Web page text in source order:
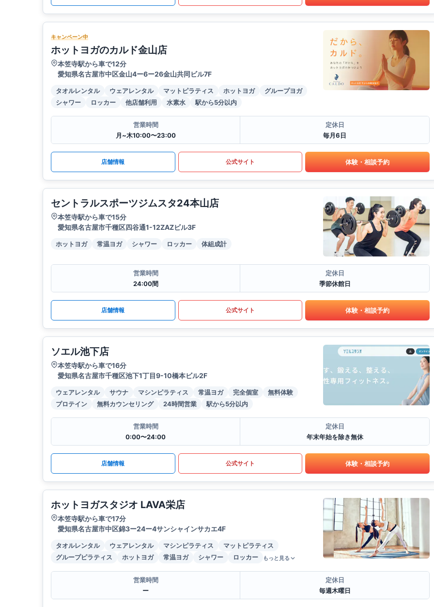
キャンペーン中
ホットヨガのカルド金山店
本笠寺駅から車で12分
愛知県名古屋市中区金山4ー6ー26金山共同ビル7F
タオルレンタル ウェアレンタル マットピラティス ホットヨガ
グループヨガ
シャワー
ロッカー 他店舗利用 水素水 駅から5分以内
営業時間
月~木10:00〜23:00
定休日
毎月6日
店舗情報 公式サイト 体験・相談予約
セントラルスポーツジムスタ24本山店
本笠寺駅から車で15分
愛知県名古屋市千種区四谷通1-12ZAZビル3F
ホットヨガ 常温ヨガ シャワー ロッカー 体組成計
営業時間
24:00間
定休日
季節休館日
店舗情報 公式サイト 体験・相談予約
ソエル池下店
本笠寺駅から車で16分
愛知県名古屋市千種区池下1丁目9-10橋本ビル2F
ウェアレンタル サウナ マシンピラティス 常温ヨガ 完全個室
無料体験
プロテイン
無料カウンセリング 24時間営業 駅から5分以内
営業時間
0:00〜24:00
定休日
年末年始を除き無休
店舗情報 公式サイト 体験・相談予約
ホットヨガスタジオ LAVA栄店
本笠寺駅から車で17分
愛知県名古屋市中区錦3ー24ー4サンシャインサカエ4F
タオルレンタル ウェアレンタル マシンピラティス
マットピラティス
グループピラティス
ホットヨガ 常温ヨガ シャワー ロッカー もっと見る
営業時間
ー
定休日
毎週木曜日